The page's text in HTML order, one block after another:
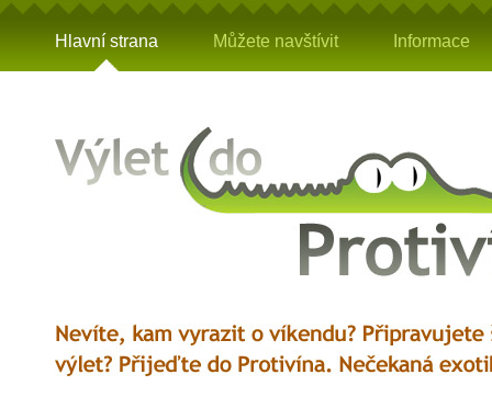
Hlavní strana Můžete navštívit Informace